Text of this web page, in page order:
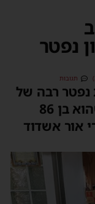
נפטר
תגובות
נפטר רבה של
מירון הרב מאיר שטרן זצ״ל, כשהוא בן 86
אור אשדוד